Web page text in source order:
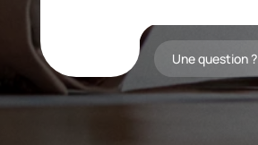
Une question ?